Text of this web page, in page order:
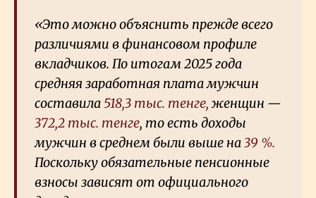
«Это можно объяснить прежде всего
различиями в финансовом профиле
вкладчиков. По итогам 2025 года
средняя заработная плата мужчин
составила518,3 тыс. тенге, женщин —
372,2 тыс. тенге, то есть доходы
мужчин в среднем были выше на39 %.
Поскольку обязательные пенсионные
взносы зависят от официального